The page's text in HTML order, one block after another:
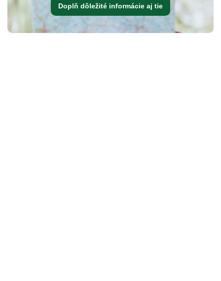
Doplň dôležité informácie aj tie